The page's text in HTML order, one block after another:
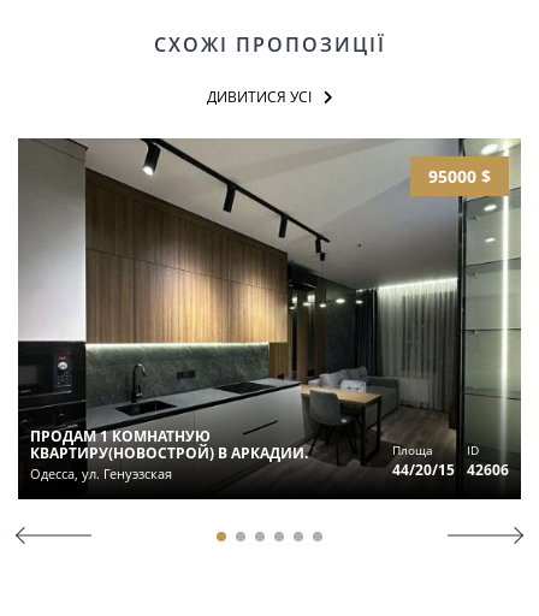
СХОЖІ ПРОПОЗИЦІЇ
ДИВИТИСЯ УСІ
95000 $
ПРОДАМ 1 КОМНАТНУЮ
КВАРТИРУ(НОВОСТРОЙ) В АРКАДИИ.
Одесса, ул. Генуэзская
Площа
44/20/15
ID
42606